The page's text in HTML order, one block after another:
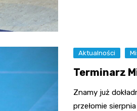
Aktualności
Terminarz
Znamy już
przełomie